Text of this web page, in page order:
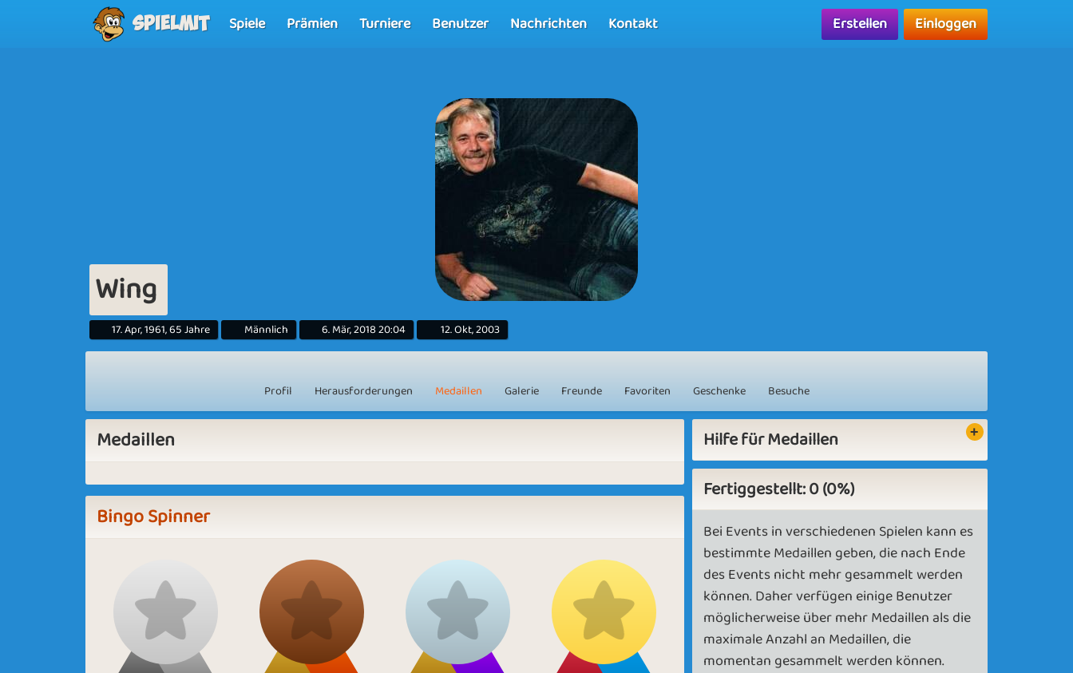
Spielmit Spiele Prämien Turniere Benutzer Nachrichten Kontakt Erstellen Einloggen
Wing
17. Apr, 1961, 65 Jahre Männlich 6. Mär, 2018 20:04 12. Okt, 2003
Profil Herausforderungen Medaillen Galerie Freunde Favoriten Geschenke Besuche
Medaillen
Bingo Spinner
Hilfe für Medaillen
Fertiggestellt: 0 (0%)
Bei Events in verschiedenen Spielen kann es
bestimmte Medaillen geben, die nach Ende
des Events nicht mehr gesammelt werden
können. Daher verfügen einige Benutzer
möglicherweise über mehr Medaillen als die
maximale Anzahl an Medaillen, die
momentan gesammelt werden können.